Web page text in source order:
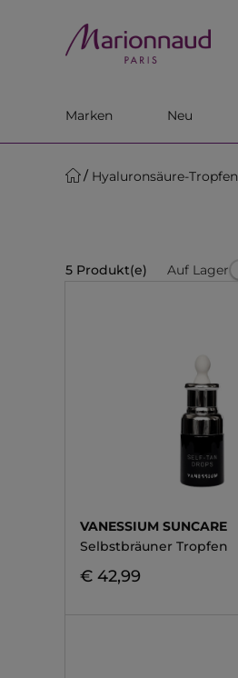
Marken Neu
Hyaluronsäure-Tropfen
5 Produkt(e) Auf Lager
VANESSIUM SUNCARE
Selbstbräuner Tropfen
€ 42,99